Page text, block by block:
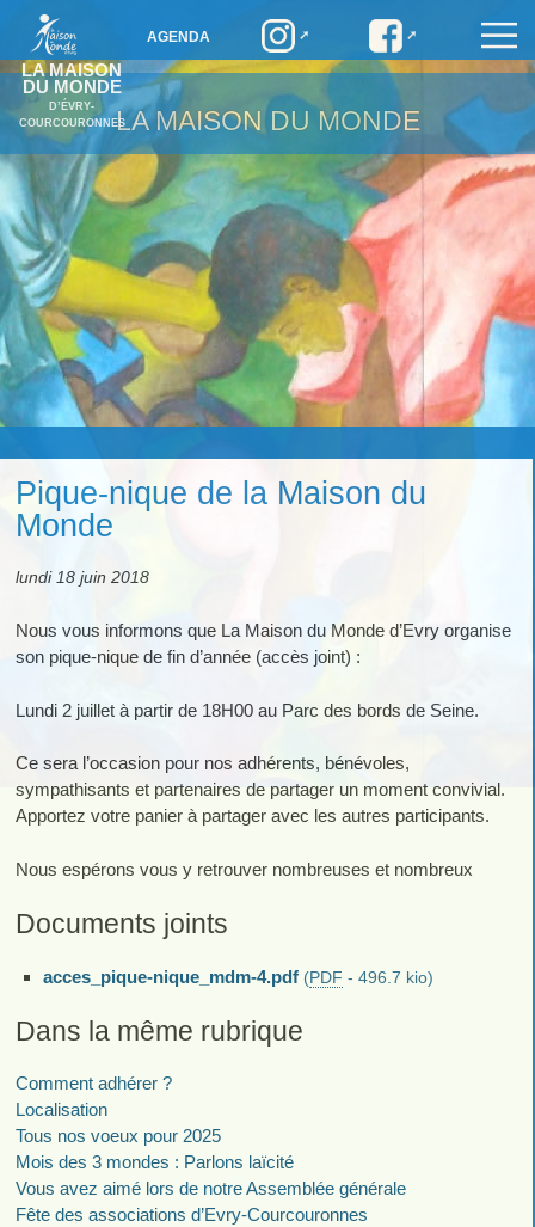
LA MAISON
DU MONDE
D’ÉVRY-
COURCOURONNES
AGENDA
LA MAISON DU MONDE
Pique-nique de la Maison du
Monde
lundi 18 juin 2018
Nous vous informons que La Maison du Monde d’Evry organise
son pique-nique de fin d’année (accès joint) :
Lundi 2 juillet à partir de 18H00 au Parc des bords de Seine.
Ce sera l’occasion pour nos adhérents, bénévoles,
sympathisants et partenaires de partager un moment convivial.
Apportez votre panier à partager avec les autres participants.
Nous espérons vous y retrouver nombreuses et nombreux
Documents joints
acces_pique-nique_mdm-4.pdf (PDF - 496.7 kio)
Dans la même rubrique
Comment adhérer ?
Localisation
Tous nos voeux pour 2025
Mois des 3 mondes : Parlons laïcité
Vous avez aimé lors de notre Assemblée générale
Fête des associations d’Evry-Courcouronnes